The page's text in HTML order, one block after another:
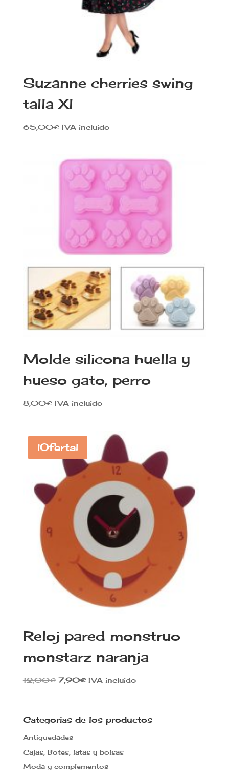
Suzanne cherries swing
talla Xl
65,00€ IVA incluido
Molde silicona huella y
hueso gato, perro
8,00€ IVA incluido
¡Oferta!
Reloj pared monstruo
monstarz naranja
12,00€ El
7,90€El
7,90€.
IVA incluido
Categorias de los productos
Antigüedades
Cajas, Botes, latas y bolsas
Moda y complementos